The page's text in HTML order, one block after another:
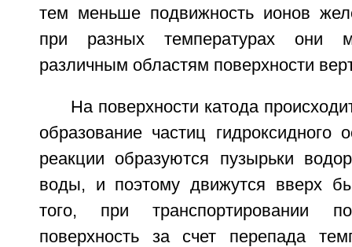
тем меньше подвижность ионов
при разных температурах они
различным областям поверхности
На поверхности катода
образование частиц гидроксидного
реакции образуются пузырьки
воды, и поэтому движутся вверх
того, при транспортировании
поверхность за счет перепада